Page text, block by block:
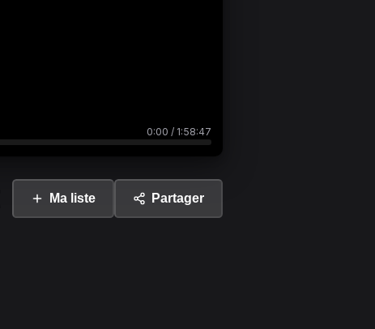
0:00 / 1:58:47
Ma liste Partager